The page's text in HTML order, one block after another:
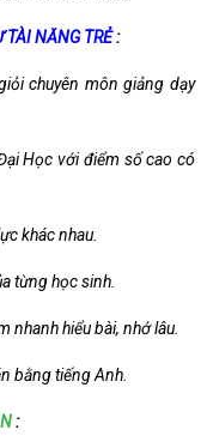
TÀI NĂNG TRẺ:
chuyên môn giảng dạy
Học với điểm số cao có
khác nhau.
từng học sinh.
nhanh hiểu bài, nhớ lâu.
bằng tiếng Anh.
: